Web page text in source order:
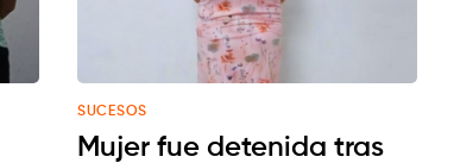
SUCESOS
Mujer fue detenida tras